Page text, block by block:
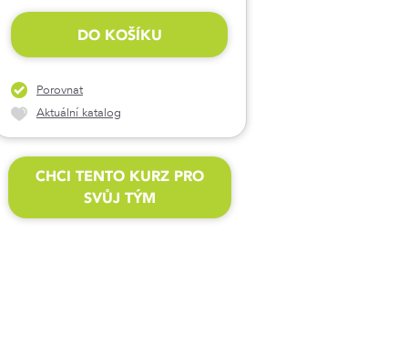
DO KOŠÍKU
Porovnat
Aktuální katalog
CHCI TENTO KURZ PRO
SVŮJ TÝM